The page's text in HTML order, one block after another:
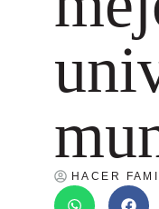
HACER